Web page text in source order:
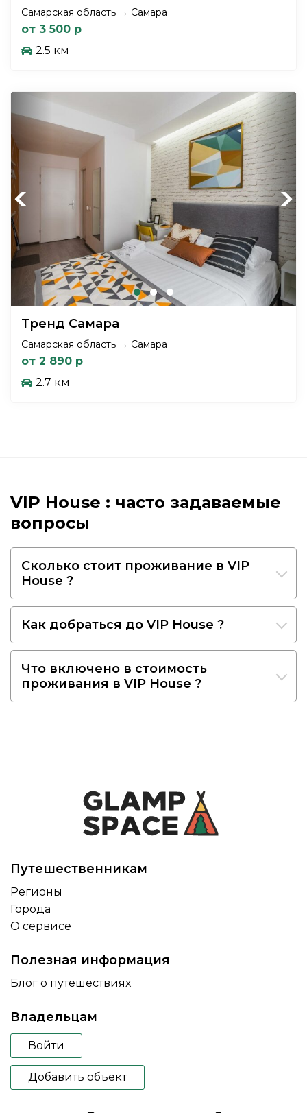
Самарская область → Самара
от 3 500 р
2.5 км
Previous Next
Тренд Самара
Самарская область → Самара
от 2 890 р
2.7 км
VIP House : часто задаваемые
вопросы
Сколько стоит проживание в VIP
House ?
Как добраться до VIP House ?
Что включено в стоимость
проживания в VIP House ?
Путешественникам
Регионы
Города
О сервисе
Полезная информация
Блог о путешествиях
Владельцам
Войти
Добавить объект